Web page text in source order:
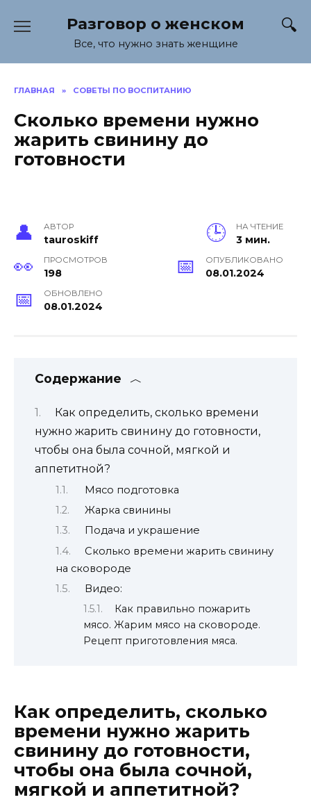
содержанию
Разговор о женском
Все, что нужно знать женщине
ГЛАВНАЯ » СОВЕТЫ ПО ВОСПИТАНИЮ
Сколько времени нужно
жарить свинину до
готовности
АВТОР
tauroskiff
НА ЧТЕНИЕ
3 мин.
ПРОСМОТРОВ
198
ОПУБЛИКОВАНО
08.01.2024
ОБНОВЛЕНО
08.01.2024
Содержание
Как определить, сколько времени
нужно жарить свинину до готовности,
чтобы она была сочной, мягкой и
аппетитной?
Мясо подготовка
Жарка свинины
Подача и украшение
Сколько времени жарить свинину
на сковороде
Видео:
Как правильно пожарить
мясо. Жарим мясо на сковороде.
Рецепт приготовления мяса.
Как определить, сколько
времени нужно жарить
свинину до готовности,
чтобы она была сочной,
мягкой и аппетитной?